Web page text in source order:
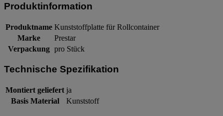
Produktinformation
Produktname Kunststoffplatte für Rollcontainer
Marke
Prestar
Verpackung pro Stück
Technische Spezifikation
Montiert geliefert ja
Basis Material
Kunststoff